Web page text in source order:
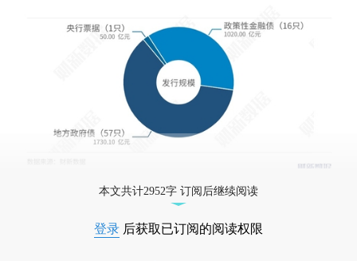
本文共计2952字 订阅后继续阅读
登录 后获取已订阅的阅读权限